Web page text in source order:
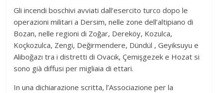
Gli incendi boschivi avviati dall’esercito turco dopo le
operazioni militari a Dersim, nelle zone dell’altipiano di
Bozan, nelle regioni di Zoğar, Dereköy, Kozulca,
Koçkozulca, Zengi, Değirmendere, Dündül , Geyiksuyu e
Aliboğazı tra i distretti di Ovacık, Çemişgezek e Hozat si
sono già diffusi per migliaia di ettari.
In una dichiarazione scritta, l’Associazione per la